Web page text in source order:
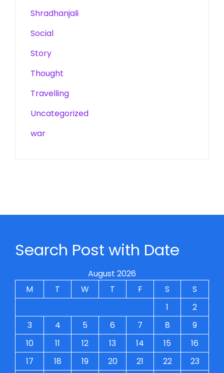
Shradhanjali
Social
Story
Thought
Travelling
Uncategorized
war
Search Post with Date
August 2026
M
T W T F S
S
1
2
3
4 5 6 7 8
9
10
11 12 13 14 15
16
17
18 19 20 21 22
23